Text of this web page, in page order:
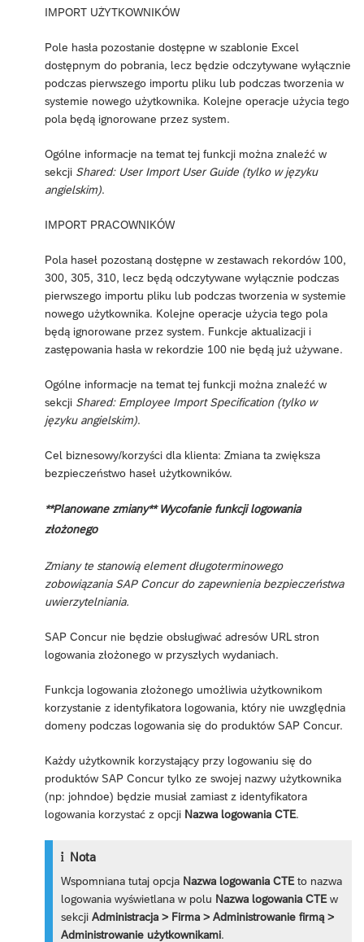
IMPORT UŻYTKOWNIKÓW
Pole hasła pozostanie dostępne w szablonie Excel
dostępnym do pobrania, lecz będzie odczytywane wyłącznie
podczas pierwszego importu pliku lub podczas tworzenia w
systemie nowego użytkownika. Kolejne operacje użycia tego
pola będą ignorowane przez system.
Ogólne informacje na temat tej funkcji można znaleźć w
sekcji Shared: User Import User Guide (tylko w języku
angielskim).
IMPORT PRACOWNIKÓW
Pola haseł pozostaną dostępne w zestawach rekordów 100,
300, 305, 310, lecz będą odczytywane wyłącznie podczas
pierwszego importu pliku lub podczas tworzenia w systemie
nowego użytkownika. Kolejne operacje użycia tego pola
będą ignorowane przez system. Funkcje aktualizacji i
zastępowania hasła w rekordzie 100 nie będą już używane.
Ogólne informacje na temat tej funkcji można znaleźć w
sekcji Shared: Employee Import Specification (tylko w
języku angielskim).
Cel biznesowy/korzyści dla klienta: Zmiana ta zwiększa
bezpieczeństwo haseł użytkowników.
**Planowane zmiany** Wycofanie funkcji logowania
złożonego
Zmiany te stanowią element długoterminowego
zobowiązania SAP Concur do zapewnienia bezpieczeństwa
uwierzytelniania.
SAP Concur nie będzie obsługiwać adresów URL stron
logowania złożonego w przyszłych wydaniach.
Funkcja logowania złożonego umożliwia użytkownikom
korzystanie z identyfikatora logowania, który nie uwzględnia
domeny podczas logowania się do produktów SAP Concur.
Każdy użytkownik korzystający przy logowaniu się do
produktów SAP Concur tylko ze swojej nazwy użytkownika
(np: johndoe) będzie musiał zamiast z identyfikatora
logowania korzystać z opcji Nazwa logowania CTE.
Nota
Wspomniana tutaj opcja Nazwa logowania CTEto nazwa
logowania wyświetlana w polu Nazwa logowania CTEw
sekcjiAdministracja > Firma > Administrowanie firmą >
Administrowanie użytkownikami.